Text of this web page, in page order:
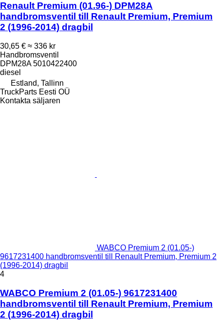
Renault Premium (01.96-) DPM28A
handbromsventil till Renault Premium, Premium
2 (1996-2014) dragbil
30,65 € ≈ 336 kr
Handbromsventil
DPM28A 5010422400
diesel
Estland, Tallinn
TruckParts Eesti OÜ
Kontakta säljaren
WABCO Premium 2 (01.05-)
9617231400 handbromsventil till Renault Premium, Premium 2
(1996-2014) dragbil
4
WABCO Premium 2 (01.05-) 9617231400
handbromsventil till Renault Premium, Premium
2 (1996-2014) dragbil